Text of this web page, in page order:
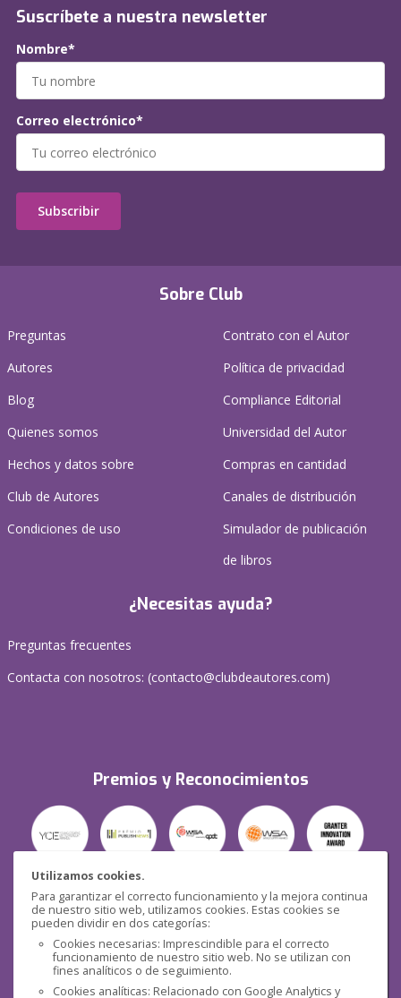
Utilizamos cookies.
Para garantizar el correcto funcionamiento y la mejora continua
de nuestro sitio web, utilizamos cookies. Estas cookies se
pueden dividir en dos categorías:
Cookies necesarias: Imprescindible para el correcto
funcionamiento de nuestro sitio web. No se utilizan con
fines analíticos o de seguimiento.
Cookies analíticas: Relacionado con Google Analytics y
Sobre Club
Preguntas
Autores
Blog
Quienes somos
Hechos y datos sobre
Club de Autores
Condiciones de uso
Contrato con el Autor
Política de privacidad
Compliance Editorial
Universidad del Autor
Compras en cantidad
Canales de distribución
Simulador de publicación
de libros
¿Necesitas ayuda?
Preguntas frecuentes
Contacta con nosotros: (contacto@clubdeautores.com)
Premios y Reconocimientos
Seguridad
Suscríbete a nuestra newsletter
Nombre*
Correo electrónico*
Subscribir